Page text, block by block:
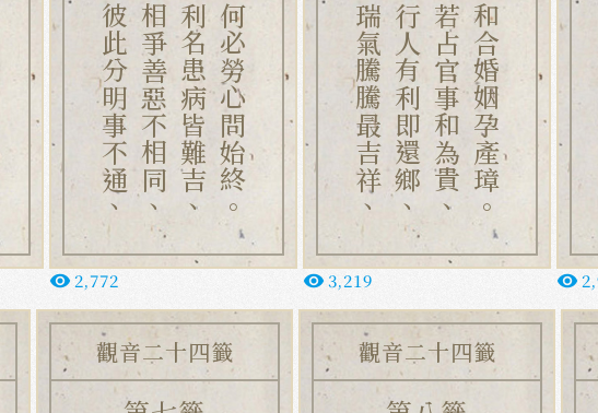
彼此分明事不通、相爭善惡不相同、利名患病皆難吉、何必勞心問始終。
remove_red_eye 2,772
瑞氣騰騰最吉祥、行人有利即還鄉、若占官事和為貴、和合婚姻孕產璋。
remove_red_eye 3,219 remove_red_eye
觀音二十四籤 觀音二十四籤